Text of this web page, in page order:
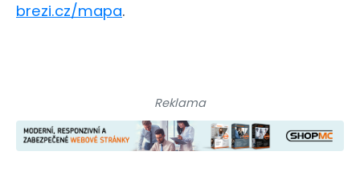
brezi.cz/mapa.
Reklama